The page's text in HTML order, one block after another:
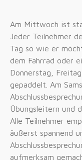
Am Mittwoch ist
Jeder Teilnehmer
Tag so wie er
dem Fahrrad oder
Donnerstag,
gepaddelt. Am
Übungsleitern und
Alle Teilnehmer
äußerst spannend
aufmerksam